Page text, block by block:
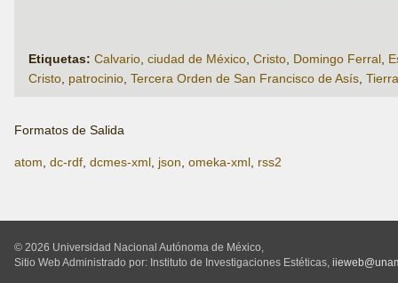
Etiquetas: Calvario ciudad de México Cristo Domingo Ferral
Cristo patrocinio Tercera Orden de San Francisco de Asís
Formatos de Salida
atom, dc-rdf, dcmes-xml, json, omeka-xml, rss2
© 2026 Universidad Nacional Autónoma de México,
Sitio Web Administrado por: Instituto de Investigaciones Estéticas,